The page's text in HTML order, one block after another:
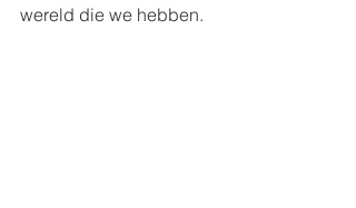
wereld die we hebben.